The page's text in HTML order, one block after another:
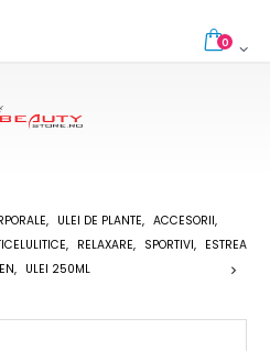
0
, ULEI DE PLANTE, ACCESORII,
, RELAXARE, SPORTIVI, ESTREA
, ULEI 250ML